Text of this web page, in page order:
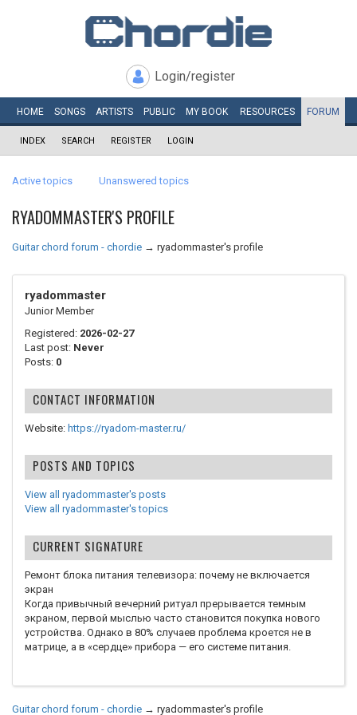
Login/register
HOME SONGS ARTISTS PUBLIC MY BOOK RESOURCES FORUM
INDEX SEARCH REGISTER LOGIN
Active topics Unanswered topics
RYADOMMASTER'S PROFILE
Guitar chord forum - chordie → ryadommaster's profile
ryadommaster
Junior Member
Registered: 2026-02-27
Last post: Never
Posts: 0
CONTACT INFORMATION
Website: https://ryadom-master.ru/
POSTS AND TOPICS
View all ryadommaster's posts
View all ryadommaster's topics
CURRENT SIGNATURE
Ремонт блока питания телевизора: почему не включается
экран
Когда привычный вечерний ритуал прерывается темным
экраном, первой мыслью часто становится покупка нового
устройства. Однако в 80% случаев проблема кроется не в
матрице, а в «сердце» прибора — его системе питания.
Guitar chord forum - chordie → ryadommaster's profile